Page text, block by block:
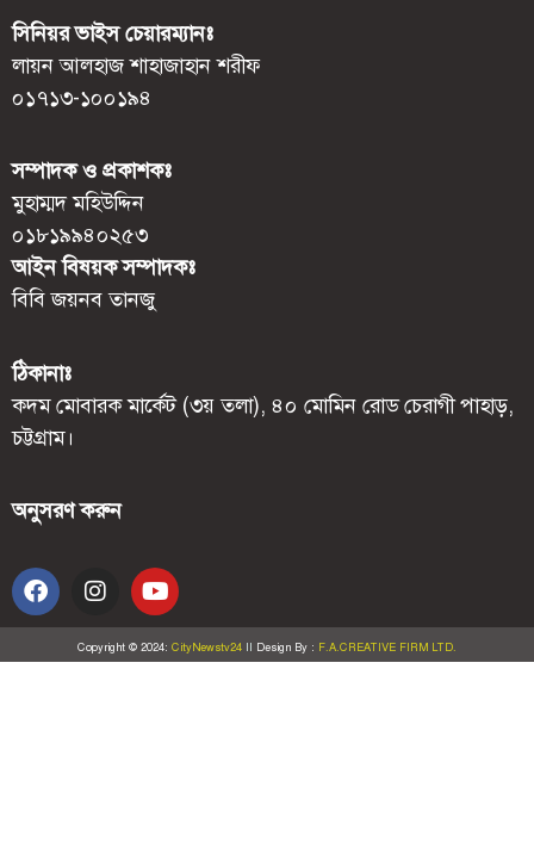
সিনিয়র ভাইস চেয়ারম্যানঃ
লায়ন আলহাজ শাহাজাহান শরীফ
০১৭১৩-১০০১৯৪
সম্পাদক ও প্রকাশকঃ
মুহাম্মদ মহিউদ্দিন
০১৮১৯৯৪০২৫৩
আইন বিষয়ক সম্পাদকঃ
বিবি জয়নব তানজু
ঠিকানাঃ
কদম মোবারক মার্কেট (৩য় তলা), ৪০ মোমিন রোড চেরাগী পাহাড়,
চট্টগ্রাম।
অনুসরণ করুন
Copyright © 2024: CityNewstv24 Design By : F.A.CREATIVE FIRM LTD.